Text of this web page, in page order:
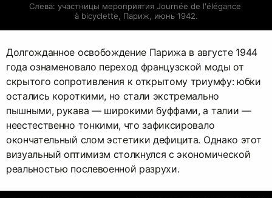
Слева: участницы мероприятия Journée de l'élégance
à bicyclette, Париж, июнь 1942.
Долгожданное освобождение Парижа в августе 1944
года ознаменовало переход французской моды от
скрытого сопротивления к открытому триумфу: юбки
остались короткими, но стали экстремально
пышными, рукава — широкими буффами, а талии —
неестественно тонкими, что зафиксировало
окончательный слом эстетики дефицита. Однако этот
визуальный оптимизм столкнулся с экономической
реальностью послевоенной разрухи.